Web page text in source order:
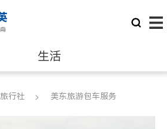
生活
律师
旅行社 美东旅游包车服务